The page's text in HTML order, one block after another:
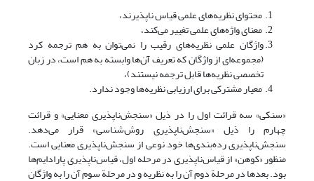
محتوای نظریه‌های علمی قیاس ناپذیرند،
معنای واژه‌های علمی تغییر می‌کند،
واژگان علمی نظریه‌های رقیب را نمی‌توان به هم ترجمه کرد
(مجموعه‌ای از واژگان که تعریف آن‌ها وابسته به هم است، در زبان
تخصصی نظریه‌ها قابل ترجمه نیستند)،
معیار مشترکی برای ارزیابی نظریه‌ها وجود ندارد.
«سنکی» سه قرائت اول را در ذیل «سنجش‌ناپذیری معنایی» و قرائت
چهارم را ذیل «سنجش‌ناپذیری روش‌شناسی» قرار می‌دهد.
سنجش‌ناپذیری رده‌بندی‌ها خود نوعی از سنجش‌ناپذیری معنایی است.
منظور «کوهن» از قیاس‌ناپذیری در مرحله اول، قیاس‌ناپذیری پارادایم‌ها
بود. بعدها در مرحلة دوم آن را به نظریه و در مرحلة سوم آن را به واژگان